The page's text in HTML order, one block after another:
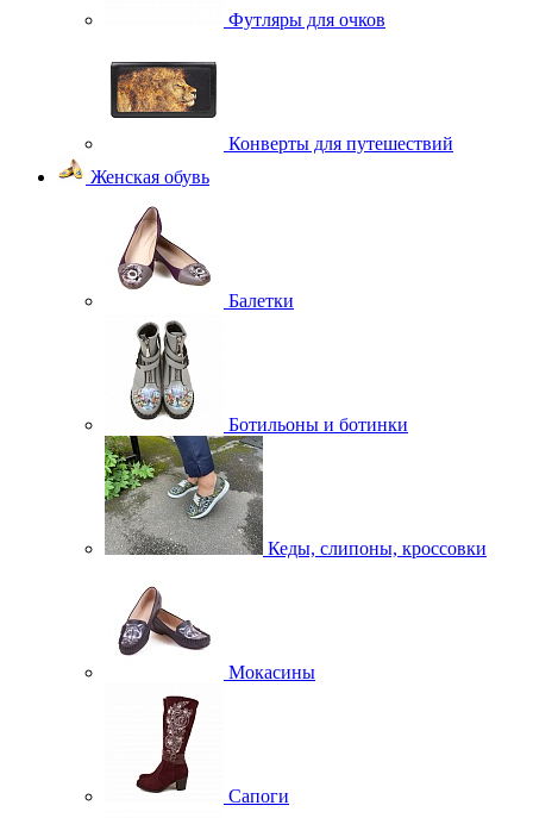
Футляры для очков
Конверты для путешествий
Женская обувь
Балетки
Ботильоны и ботинки
Кеды, слипоны, кроссовки
Мокасины
Сапоги